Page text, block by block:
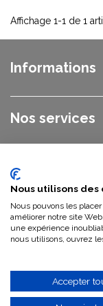
Affichage 1-1 de 1
Informations
Nos services
Nos
Nous
Nous utilisons des
Nous pouvons les
améliorer notre site
une expérience
nous utilisons, ouvrez
Accepter